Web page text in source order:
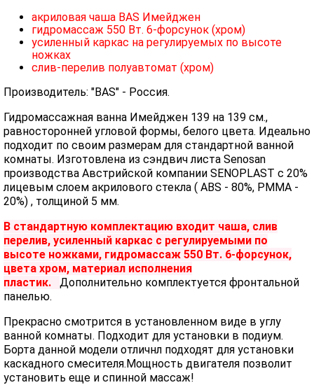
акриловая чаша BAS Имейджен
гидромассаж 550 Вт. 6-форсунок (хром)
усиленный каркас на регулируемых по высоте
ножках
слив-перелив полуавтомат (хром)
Производитель: "BAS" - Россия.
Гидромассажная ванна Имейджен 139 на 139 см.,
равносторонней угловой формы, белого цвета. Идеально
подходит по своим размерам для стандартной ванной
комнаты. Изготовлена из сэндвич листа Senosan
производства Австрийской компании SENOPLAST c 20%
лицевым слоем акрилового стекла ( ABS - 80%, PMMA -
20%) , толщиной 5 мм.
В стандартную комплектацию входит чаша, слив
перелив, усиленный каркас с регулируемыми по
высоте ножками, гидромассаж 550 Вт. 6-форсунок,
цвета хром, материал исполнения
пластик.
Дополнительно комплектуется фронтальной
панелью.
Прекрасно смотрится в установленном виде в углу
ванной комнаты. Подходит для установки в подиум.
Борта данной модели отличнл подходят для установки
каскадного смесителя.Мощность двигателя позволит
установить еще и спинной массаж!